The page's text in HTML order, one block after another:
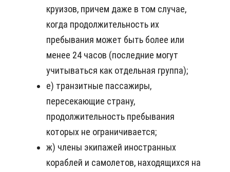
круизов, причем даже в том случае,
когда продолжительность их
пребывания может быть более или
менее 24 часов (последние могут
учитываться как отдельная группа);
е) транзитные пассажиры,
пересекающие страну,
продолжительность пребывания
которых не ограничивается;
ж) члены экипажей иностранных
кораблей и самолетов, находящихся на